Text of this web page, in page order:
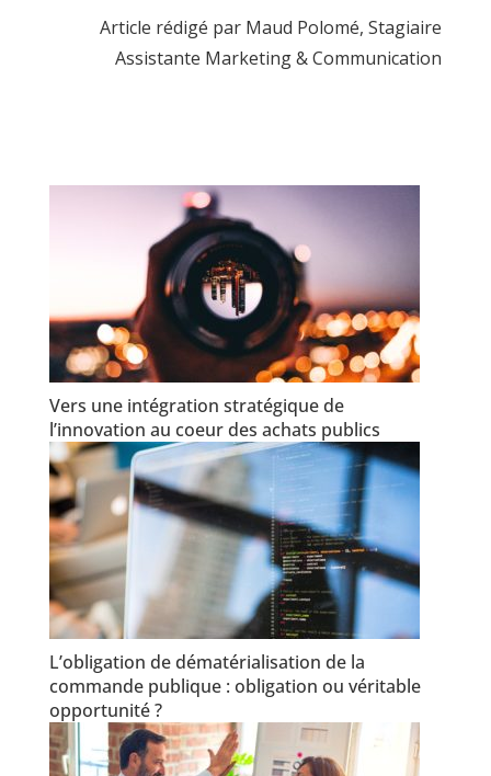
Article rédigé par Maud Polomé, Stagiaire
Assistante Marketing & Communication
Vers une intégration stratégique de
l’innovation au coeur des achats publics
L’obligation de dématérialisation de la
commande publique : obligation ou véritable
opportunité ?